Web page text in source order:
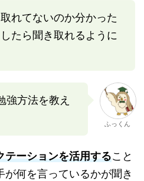
れてないのか分かった
たら聞き取れるように
強方法を教え
ふっくん
テーションを活用すること
何を言っているかが聞き